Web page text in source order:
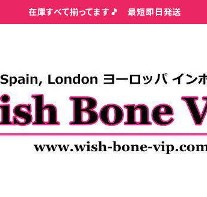
在庫すべて揃ってます🎵 最短即日発送